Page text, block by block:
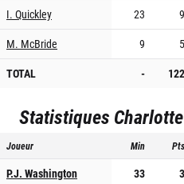
I. Quickley
23 9
M. McBride
9 5
TOTAL
- 122
Statistiques
Joueur Min Pts
P.J. Washington 33 3